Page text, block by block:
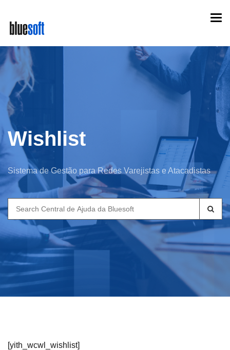
main
content
Wishlist
Sistema de Gestão para Redes Varejistas e Atacadistas
Search
for:
[yith_wcwl_wishlist]